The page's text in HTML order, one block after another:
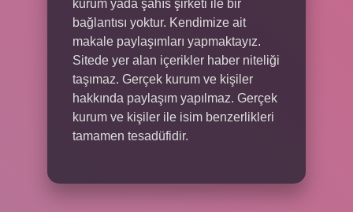
kurum yada şahıs şirketi ile bir
bağlantısı yoktur. Kendimize ait
makale paylaşımları yapmaktayız.
Sitede yer alan içerikler haber niteliği
taşımaz. Gerçek kurum ve kişiler
hakkında paylaşım yapılmaz. Gerçek
kurum ve kişiler ile isim benzerlikleri
tamamen tesadüfidir.